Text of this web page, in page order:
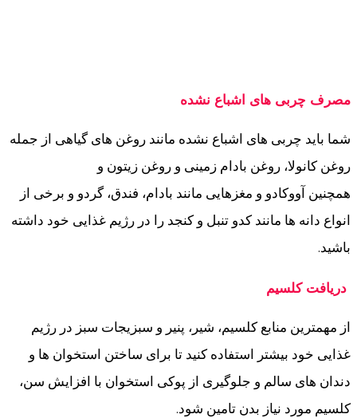
مصرف چربی های اشباع نشده
شما باید چربی های اشباع نشده مانند روغن های گیاهی از جمله
روغن کانولا، روغن بادام زمینی و روغن زیتون و
همچنین آووکادو و مغزهایی مانند بادام، فندق، گردو و برخی از
انواع دانه ها مانند کدو تنبل و کنجد را در رژیم غذایی خود داشته
باشید.
دریافت کلسیم
از مهمترین منابع کلسیم، شیر، پنیر و سبزیجات سبز در رژیم
غذایی خود بیشتر استفاده کنید تا برای ساختن استخوان ها و
دندان های سالم و جلوگیری از پوکی استخوان با افزایش سن،
کلسیم مورد نیاز بدن تامین شود.